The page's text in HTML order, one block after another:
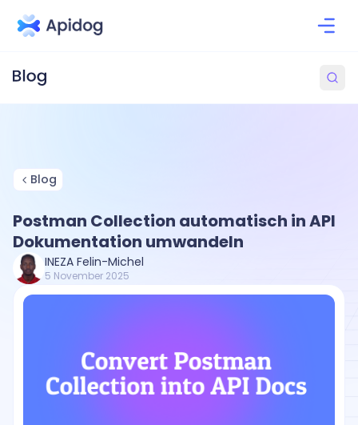
Blog
Postman Collection automatisch in API
Dokumentation umwandeln
INEZA Felin-Michel
5 November 2025